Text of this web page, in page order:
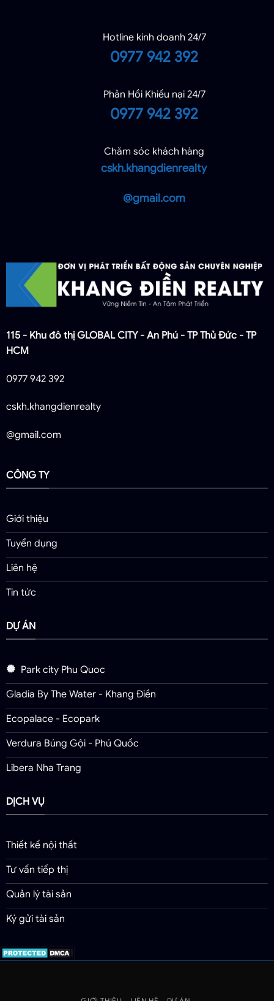
Hotline kinh doanh 24/7
0977 942 392
Phản Hồi Khiếu nại 24/7
0977 942 392
Chăm sóc khách hàng
cskh.khangdienrealty
@gmail.com
115 - Khu đô thị GLOBAL CITY - An Phú - TP Thủ Đức - TP
HCM
0977 942 392
cskh.khangdienrealty
@gmail.com
CÔNG TY
Giới thiệu
Tuyển dụng
Liên hệ
Tin tức
DỰ ÁN
Park city Phu Quoc
Gladia By The Water - Khang Điền
Ecopalace - Ecopark
Verdura Búng Gội - Phú Quốc
Libera Nha Trang
DỊCH VỤ
Thiết kế nội thất
Tư vấn tiếp thị
Quản lý tài sản
Ký gửi tài sản